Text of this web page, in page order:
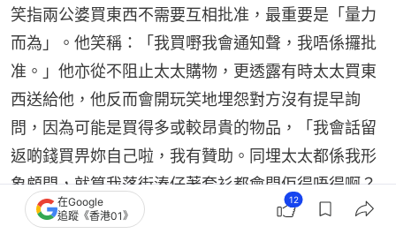
笑指兩公婆買東西不需要互相批准，最重要是「量力
而為」。他笑稱：「我買嘢我會通知聲，我唔係攞批
准。」他亦從不阻止太太購物，更透露有時太太買東
西送給他，他反而會開玩笑地埋怨對方沒有提早詢
問，因為可能是買得多或較昂貴的物品，「我會話留
返啲錢買畀妳自己啦，我有贊助。同埋太太都係我形
象顧問，就算我落街湊仔著套衫都會問佢得唔得啊？
我係完全信任太太嘅時裝品味。」
在Google
追蹤《香港01》
12